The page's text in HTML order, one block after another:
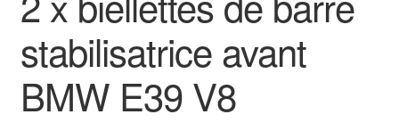
stabilisatrice avant
BMW E39 V8